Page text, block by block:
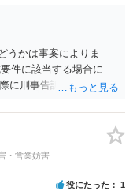
うかは事案によりま
件に該当する場合に
に刑事告訴に動くかど
とが多いので、少しで
が行われることが多い
の場合、開示請求者は
による裏付けか必要な
が比較的多いと思われ
・営業妨害
役にたった 1